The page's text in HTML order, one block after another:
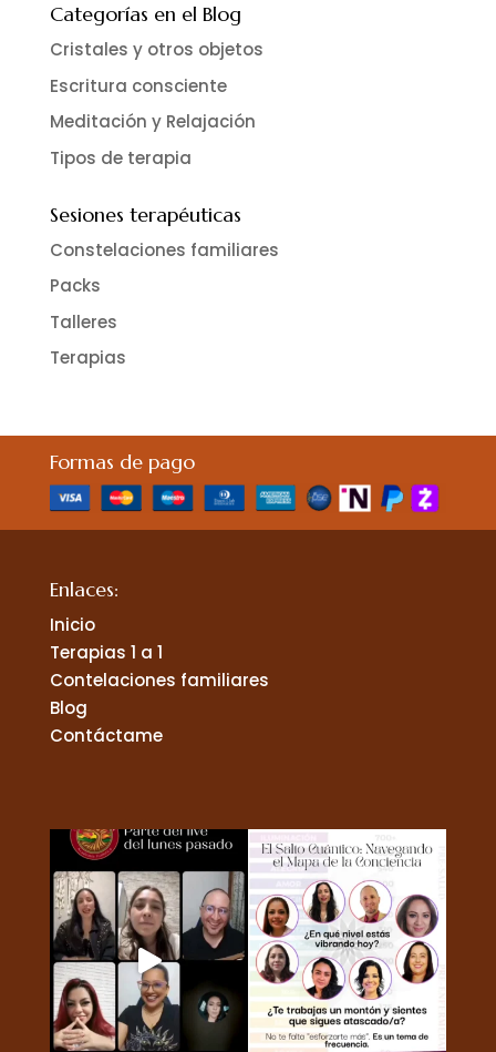
Categorías en el Blog
Cristales y otros objetos
Escritura consciente
Meditación y Relajación
Tipos de terapia
Sesiones terapéuticas
Constelaciones familiares
Packs
Talleres
Terapias
Formas de pago
Enlaces:
Inicio
Terapias 1 a 1
Contelaciones familiares
Blog
Contáctame